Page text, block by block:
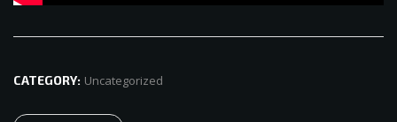
CATEGORY: Uncategorized